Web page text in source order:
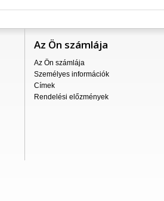
Az Ön számlája
Az Ön számlája
Személyes információk
Címek
Rendelési előzmények